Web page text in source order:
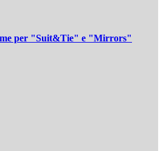
per "Suit&Tie" e "Mirrors"